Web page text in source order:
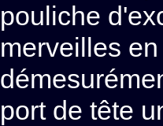
pouliche
merveilles
port de tête